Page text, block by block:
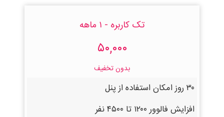
تک کاربره - ۱ ماهه
۵۰,۰۰۰
بدون تخفیف
۳۰ روز امکان استفاده از پنل
افزایش فالوور ۱۲۰۰ تا ۴۵۰۰ نفر